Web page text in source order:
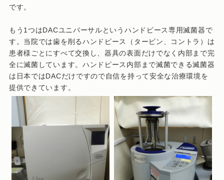
です。
もう1つはDACユニバーサルというハンドピース専用滅菌器で
す。当院では歯を削るハンドピース（タービン、コントラ）は
患者様ごとにすべて交換し、器具の表面だけでなく内部まで完
全に滅菌しています。ハンドピース内部まで滅菌できる滅菌器
は日本ではDACだけですので自信を持って安全な治療環境を
提供できています。